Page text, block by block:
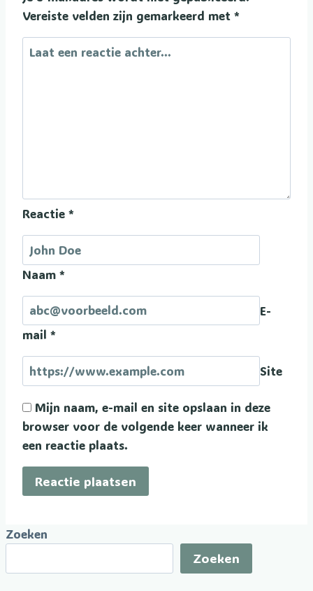
Vereiste velden zijn gemarkeerd met *
Reactie *
Naam *
E-
mail *
Site
Mijn naam, e-mail en site opslaan in deze
browser voor de volgende keer wanneer ik
een reactie plaats.
Zoeken
Zoeken